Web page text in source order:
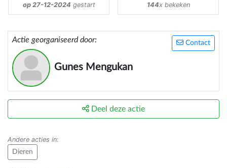
op 27-12-2024 gestart 144x bekeken
Contact
Actie georganiseerd door:
Gunes Mengukan
Deel deze actie
Andere acties in:
Dieren